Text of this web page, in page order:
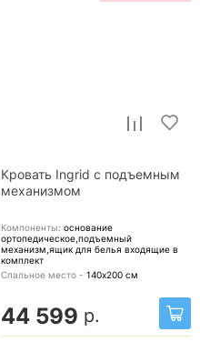
Кровать Ingrid с подъемным
механизмом
Компоненты: основание
ортопедическое,подъемный
механизм,ящик для белья входящие в
комплект
Спальное место - 140х200 см
44 599 р.